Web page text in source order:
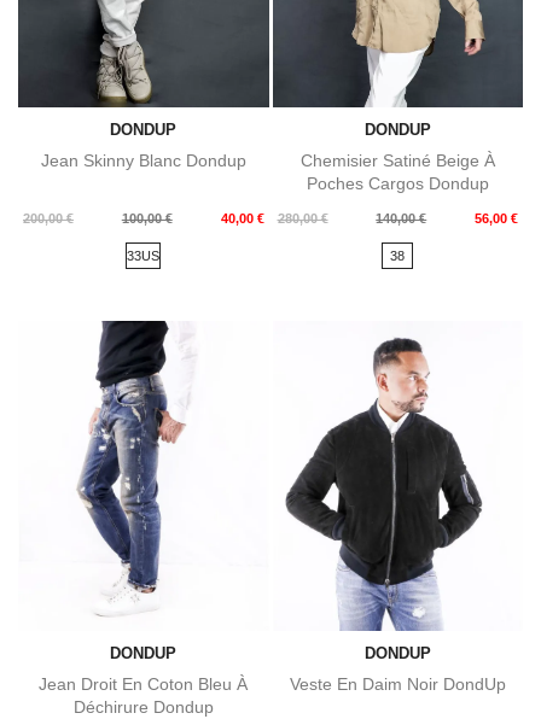
DONDUP
Jean Skinny Blanc Dondup
200,00 €
Prix
100,00 € 40,00 €
Prix
33US
DONDUP
Chemisier Satiné Beige À
Poches Cargos Dondup
280,00 €
Prix
140,00 € 56,00 €
Prix
38
DONDUP
Jean Droit En Coton Bleu À
Déchirure Dondup
DONDUP
Veste En Daim Noir DondUp